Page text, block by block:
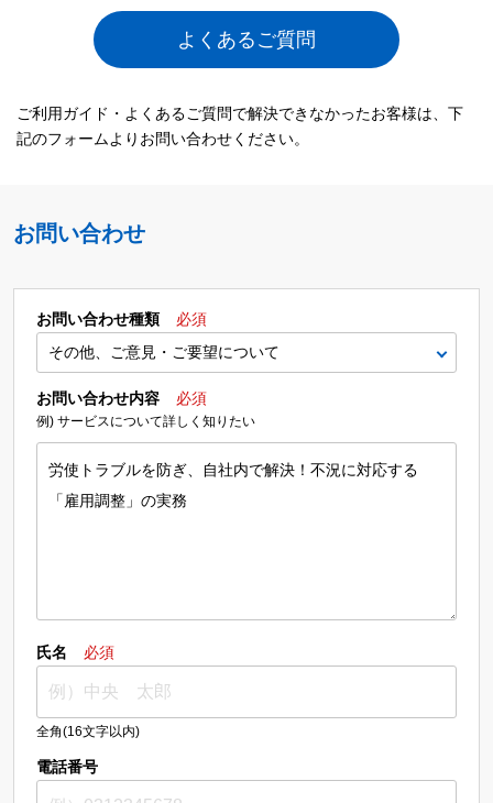
よくあるご質問
ご利用ガイド・よくあるご質問で解決できなかったお客様は、下
記のフォームよりお問い合わせください。
お問い合わせ
お問い合わせ種類 必須
お問い合わせ内容 必須
例) サービスについて詳しく知りたい
氏名 必須
全角(16文字以内)
電話番号